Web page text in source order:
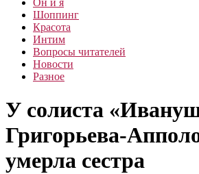
Он и я
Шоппинг
Красота
Интим
Вопросы читателей
Новости
Разное
У солиста
Григорьева-
умерла сестра